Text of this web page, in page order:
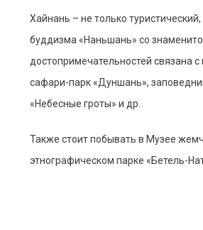
Хайнань – не только
буддизма «Наньшань» со
достопримечательностей связана
сафари-парк «Дуншань»,
«Небесные гроты» и др.
Также стоит побывать в Музее
этнографическом парке «Бетель-